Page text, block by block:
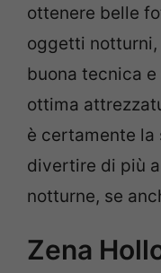
ottenere belle
oggetti notturni,
buona tecnica
ottima
è certamente la
divertire di più
notturne, se
Zena